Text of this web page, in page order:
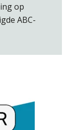
op
ABC-